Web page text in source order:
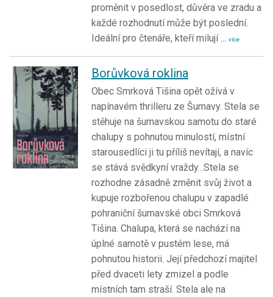
proměnit v posedlost, důvěra ve zradu a
každé rozhodnutí může být poslední.
Ideální pro čtenáře, kteří milují... více
Borůvková roklina
Obec Smrková Tišina opět ožívá v
napínavém thrilleru ze Šumavy. Stela se
stěhuje na šumavskou samotu do staré
chalupy s pohnutou minulostí, místní
starousedlíci ji tu příliš nevítají, a navíc
se stává svědkyní vraždy...Stela se
rozhodne zásadně změnit svůj život a
kupuje rozbořenou chalupu v zapadlé
pohraniční šumavské obci Smrková
Tišina. Chalupa, která se nachází na
úplné samotě v pustém lese, má
pohnutou historii. Její předchozí majitel
před dvaceti lety zmizel a podle
místních tam straší. Stela ale na